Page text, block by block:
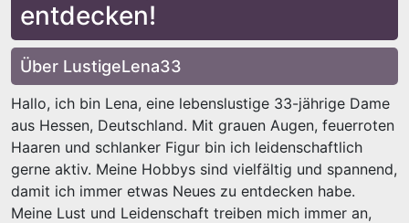
entdecken!
Über LustigeLena33
Hallo, ich bin Lena, eine lebenslustige 33-jährige Dame
aus Hessen, Deutschland. Mit grauen Augen, feuerroten
Haaren und schlanker Figur bin ich leidenschaftlich
gerne aktiv. Meine Hobbys sind vielfältig und spannend,
damit ich immer etwas Neues zu entdecken habe.
Meine Lust und Leidenschaft treiben mich immer an,